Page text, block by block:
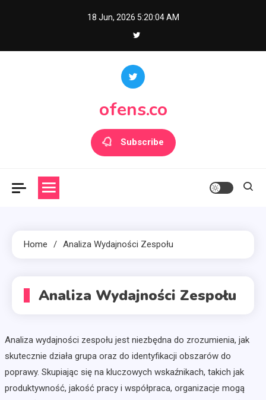
18 Jun, 2026 5:20:06 AM
ofens.co
Subscribe
Home Analiza Wydajności Zespołu
Analiza Wydajności Zespołu
Analiza wydajności zespołu jest niezbędna do zrozumienia, jak
skutecznie działa grupa oraz do identyfikacji obszarów do
poprawy. Skupiając się na kluczowych wskaźnikach, takich jak
produktywność, jakość pracy i współpraca, organizacje mogą